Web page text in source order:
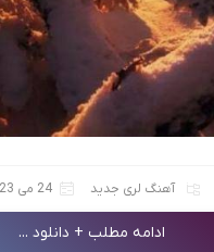
آهنگ لری جدید 24 می 2023
ادامه مطلب + دانلود ...